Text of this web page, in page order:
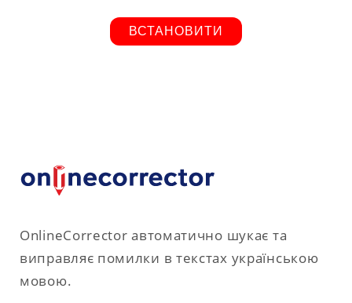
ВСТАНОВИТИ
OnlineCorrector автоматично шукає та
виправляє помилки в текстах українською
мовою.